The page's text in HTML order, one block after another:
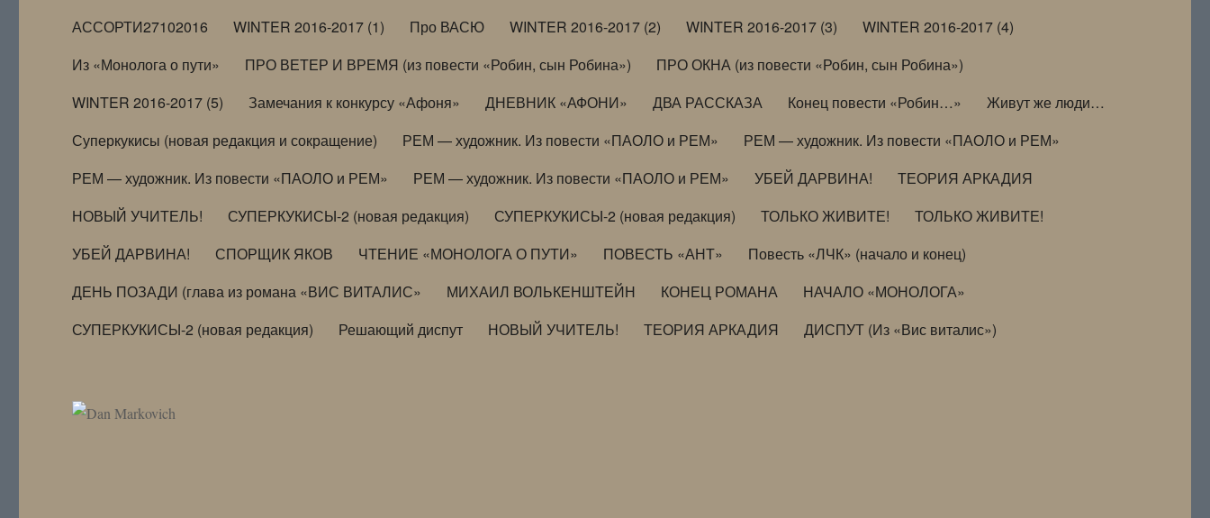
АССОРТИ27102016
WINTER 2016-2017 (1) Про ВАСЮ WINTER 2016-2017 (2) WINTER 2016-2017 (3)
WINTER 2016-2017 (4)
Из «Монолога о пути»
ПРО ВЕТЕР И ВРЕМЯ (из повести «Робин, сын Робина»)
ПРО ОКНА (из повести «Робин, сын Робина»)
WINTER 2016-2017 (5)
Замечания к конкурсу «Афоня» ДНЕВНИК «АФОНИ» ДВА РАССКАЗА Конец повести «Робин…»
Живут же люди…
Суперкукисы (новая редакция и сокращение)
РЕМ — художник. Из повести «ПАОЛО и РЕМ»
РЕМ — художник. Из повести «ПАОЛО и РЕМ»
РЕМ — художник. Из повести «ПАОЛО и РЕМ»
РЕМ — художник. Из повести «ПАОЛО и РЕМ» УБЕЙ ДАРВИНА!
ТЕОРИЯ АРКАДИЯ
НОВЫЙ УЧИТЕЛЬ!
СУПЕРКУКИСЫ-2 (новая редакция) СУПЕРКУКИСЫ-2 (новая редакция) ТОЛЬКО ЖИВИТЕ!
ТОЛЬКО ЖИВИТЕ!
УБЕЙ ДАРВИНА!
СПОРЩИК ЯКОВ ЧТЕНИЕ «МОНОЛОГА О ПУТИ» ПОВЕСТЬ «АНТ»
Повесть «ЛЧК» (начало и конец)
ДЕНЬ ПОЗАДИ (глава из романа «ВИС ВИТАЛИС»
МИХАИЛ ВОЛЬКЕНШТЕЙН КОНЕЦ РОМАНА
НАЧАЛО «МОНОЛОГА»
СУПЕРКУКИСЫ-2 (новая редакция)
Решающий диспут НОВЫЙ УЧИТЕЛЬ! ТЕОРИЯ АРКАДИЯ ДИСПУТ (Из «Вис виталис»)